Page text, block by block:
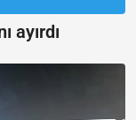
ayırdı